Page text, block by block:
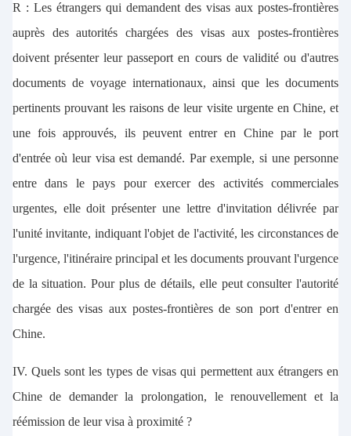
R : Les étrangers qui demandent des visas aux postes-frontières
auprès des autorités chargées des visas aux postes-frontières
doivent présenter leur passeport en cours de validité ou d'autres
documents de voyage internationaux, ainsi que les documents
pertinents prouvant les raisons de leur visite urgente en Chine, et
une fois approuvés, ils peuvent entrer en Chine par le port
d'entrée où leur visa est demandé. Par exemple, si une personne
entre dans le pays pour exercer des activités commerciales
urgentes, elle doit présenter une lettre d'invitation délivrée par
l'unité invitante, indiquant l'objet de l'activité, les circonstances de
l'urgence, l'itinéraire principal et les documents prouvant l'urgence
de la situation. Pour plus de détails, elle peut consulter l'autorité
chargée des visas aux postes-frontières de son port d'entrer en
Chine.
IV. Quels sont les types de visas qui permettent aux étrangers en
Chine de demander la prolongation, le renouvellement et la
réémission de leur visa à proximité ?